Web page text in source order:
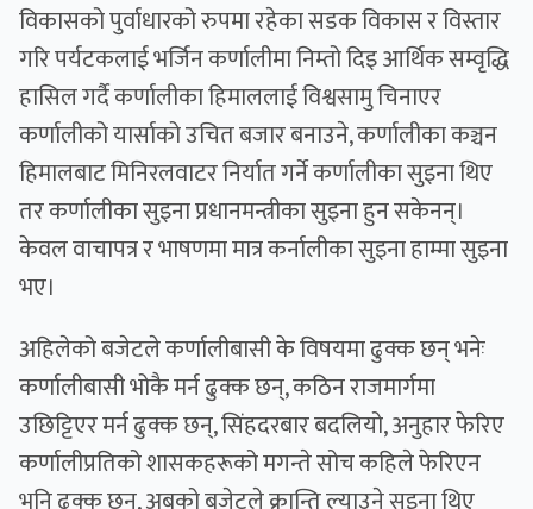
विकासको पुर्वाधारको रुपमा रहेका सडक विकास र विस्तार
गरि पर्यटकलाई भर्जिन कर्णालीमा निम्तो दिइ आर्थिक सम्वृद्धि
हासिल गर्दै कर्णालीका हिमाललाई विश्वसामु चिनाएर
कर्णालीको यार्साको उचित बजार बनाउने, कर्णालीका कञ्चन
हिमालबाट मिनिरलवाटर निर्यात गर्ने कर्णालीका सुइना थिए
तर कर्णालीका सुइना प्रधानमन्त्रीका सुइना हुन सकेनन्।
केवल वाचापत्र र भाषणमा मात्र कर्नालीका सुइना हाम्मा सुइना
भए।
अहिलेको बजेटले कर्णालीबासी के विषयमा ढुक्क छन् भनेः
कर्णालीबासी भोकै मर्न ढुक्क छन्, कठिन राजमार्गमा
उछिट्टिएर मर्न ढुक्क छन्, सिंहदरबार बदलियो, अनुहार फेरिए
कर्णालीप्रतिको शासकहरूको मगन्ते सोच कहिले फेरिएन